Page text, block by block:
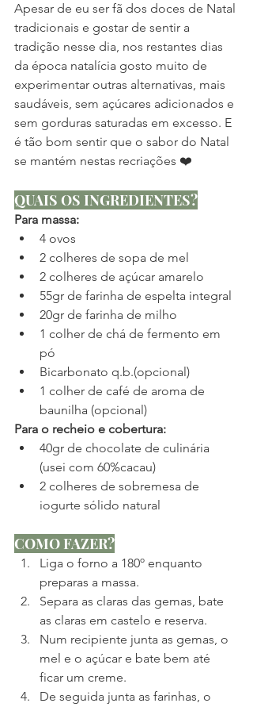
Apesar de eu ser fã dos doces de Natal
tradicionais e gostar de sentir a
tradição nesse dia, nos restantes dias
da época natalícia gosto muito de
experimentar outras alternativas, mais
saudáveis, sem açúcares adicionados e
sem gorduras saturadas em excesso. E
é tão bom sentir que o sabor do Natal
se mantém nestas recriações ❤️
QUAIS OS INGREDIENTES?
Para massa:
4 ovos
2 colheres de sopa de mel
2 colheres de açúcar amarelo
55gr de farinha de espelta integral
20gr de farinha de milho
1 colher de chá de fermento em
pó
Bicarbonato q.b.(opcional)
1 colher de café de aroma de
baunilha (opcional)
Para o recheio e cobertura:
40gr de chocolate de culinária
(usei com 60%cacau)
2 colheres de sobremesa de
iogurte sólido natural
COMO FAZER?
Liga o forno a 180º enquanto
preparas a massa.
Separa as claras das gemas, bate
as claras em castelo e reserva.
Num recipiente junta as gemas, o
mel e o açúcar e bate bem até
ficar um creme.
De seguida junta as farinhas, o